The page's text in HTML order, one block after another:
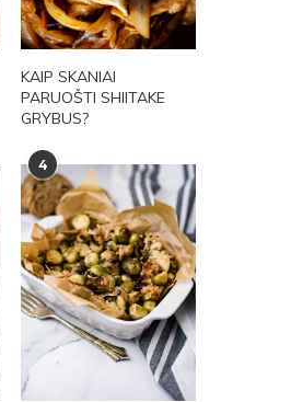
KAIP SKANIAI
PARUOŠTI SHIITAKE
GRYBUS?
4